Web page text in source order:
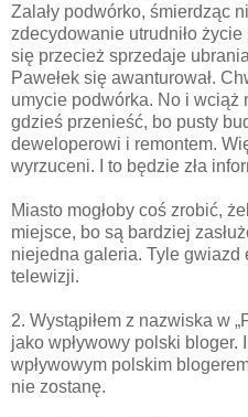
Zalały podwórko, śmierdząc
zdecydowanie utrudniło
się przecież sprzedaje
Pawełek się awanturował.
umycie podwórka. No i wciąż
gdzieś przenieść, bo pusty
deweloperowi i remontem.
wyrzuceni. I to będzie zła
Miasto mogłoby coś zrobić,
miejsce, bo są bardziej
niejedna galeria. Tyle gwiazd
telewizji.
2. Wystąpiłem z nazwiska w
jako wpływowy polski bloger.
wpływowym polskim
nie zostanę.